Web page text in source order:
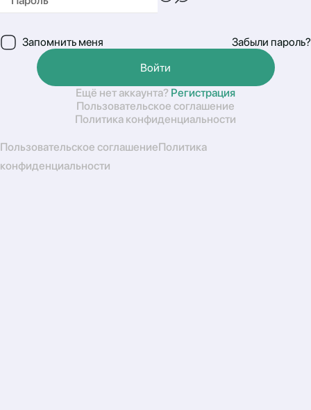
Запомнить меня
Забыли пароль?
Войти
Ещё нет аккаунта? Регистрация
Пользовательское соглашение
Политика конфиденциальности
Пользовательское соглашениеПолитика
конфиденциальности